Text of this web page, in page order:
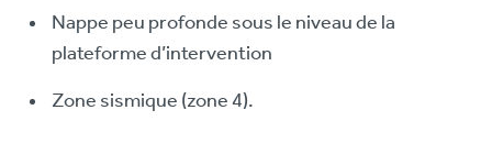
Nappe peu profonde sous le niveau de la
plateforme d’intervention
Zone sismique (zone 4).